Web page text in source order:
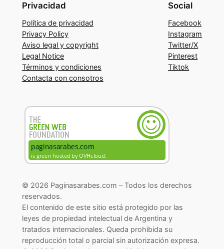
Privacidad
Política de privacidad
Privacy Policy
Aviso legal y copyright
Legal Notice
Términos y condiciones
Contacta con consotros
Social
Facebook
Instagram
Twitter/X
Pinterest
Tiktok
© 2026 Paginasarabes.com – Todos los derechos
reservados.
El contenido de este sitio está protegido por las
leyes de propiedad intelectual de Argentina y
tratados internacionales. Queda prohibida su
reproducción total o parcial sin autorización expresa.